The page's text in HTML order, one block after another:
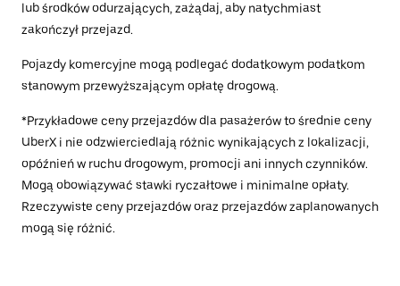
lub środków odurzających, zażądaj, aby natychmiast
zakończył przejazd.
Pojazdy komercyjne mogą podlegać dodatkowym podatkom
stanowym przewyższającym opłatę drogową.
*Przykładowe ceny przejazdów dla pasażerów to średnie ceny
UberX i nie odzwierciedlają różnic wynikających z lokalizacji,
opóźnień w ruchu drogowym, promocji ani innych czynników.
Mogą obowiązywać stawki ryczałtowe i minimalne opłaty.
Rzeczywiste ceny przejazdów oraz przejazdów zaplanowanych
mogą się różnić.